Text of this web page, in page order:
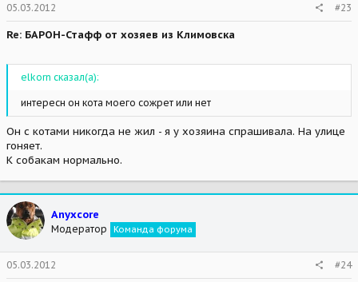
05.03.2012 #23
Re: БАРОН-Стафф от хозяев из Климовска
elkorn сказал(а):
интересн он кота моего сожрет или нет
Он с котами никогда не жил - я у хозяина спрашивала. На улице
гоняет.
К собакам нормально.
Anyxcore
Модератор Команда форума
05.03.2012 #24